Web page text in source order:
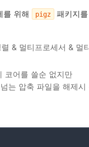
를 위해 pigz 패키지
& 멀티프로세서 & 멀
코어를 쓸순 없지만
는 압축 파일을 해제